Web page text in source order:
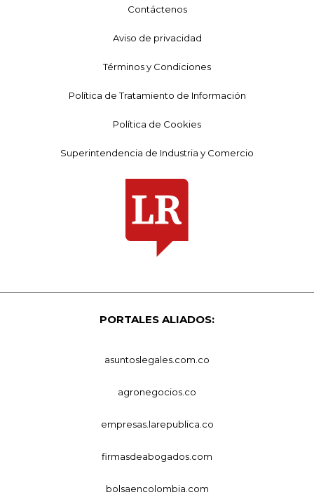
Contáctenos
Aviso de privacidad
Términos y Condiciones
Política de Tratamiento de Información
Política de Cookies
Superintendencia de Industria y Comercio
PORTALES ALIADOS:
asuntoslegales.com.co
agronegocios.co
empresas.larepublica.co
firmasdeabogados.com
bolsaencolombia.com